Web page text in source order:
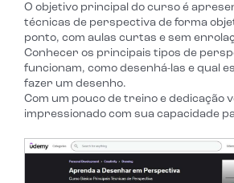
O objetivo principal do curso é
técnicas de perspectiva de forma
ponto, com aulas curtas e sem
Conhecer os principais tipos de
funcionam, como desenhá-las e qual
fazer um desenho.
Com um pouco de treino e dedicação
impressionado com sua capacidade